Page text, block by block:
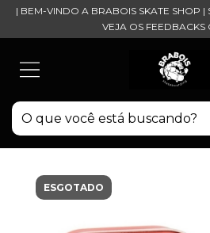
| BEM-VINDO A BRABOIS SKATE SHOP |
VEJA OS FEEDBACKS
ESGOTADO